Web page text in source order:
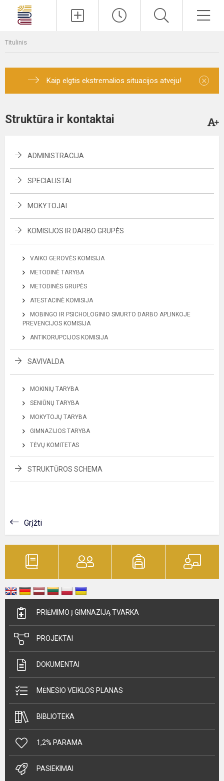
Titulinis
Kaip elgtis ekstremalios situacijos atveju! ×
Struktūra ir kontaktai
ADMINISTRACIJA
SPECIALISTAI
MOKYTOJAI
KOMISIJOS IR DARBO GRUPĖS
VAIKO GEROVĖS KOMISIJA
METODINĖ TARYBA
METODINĖS GRUPĖS
ATESTACINĖ KOMISIJA
MOBINGO IR PSICHOLOGINIO SMURTO DARBO APLINKOJE
PREVENCIJOS KOMISIJA
ANTIKORUPCIJOS KOMISIJA
SAVIVALDA
MOKINIŲ TARYBA
SENIŪNŲ TARYBA
MOKYTOJŲ TARYBA
GIMNAZIJOS TARYBA
TĖVŲ KOMITETAS
STRUKTŪROS SCHEMA
Grįžti
PRIĖMIMO Į GIMNAZIJĄ TVARKA
PROJEKTAI
DOKUMENTAI
MĖNESIO VEIKLOS PLANAS
BIBLIOTEKA
1,2% PARAMA
PASIEKIMAI